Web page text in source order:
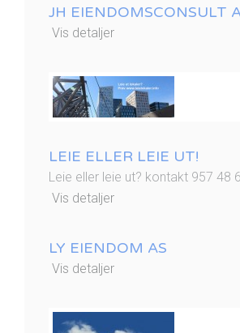
JH EIENDOMSCONSULT
Vis detaljer
LEIE ELLER LEIE UT!
Leie eller leie ut? kontakt 957 48
Vis detaljer
LY EIENDOM AS
Vis detaljer